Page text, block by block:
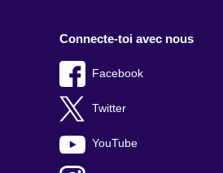
Connecte-toi avec nous
Facebook
Twitter
YouTube